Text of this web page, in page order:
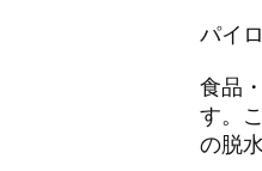
パイ
食品
す。
の脱